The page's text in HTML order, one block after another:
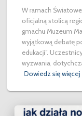
W ramach
oficjalną stolicą
gmachu Muzeum
wyjątkową debatę
edukacji”.
wyzwania,
Dowiedz się więcej